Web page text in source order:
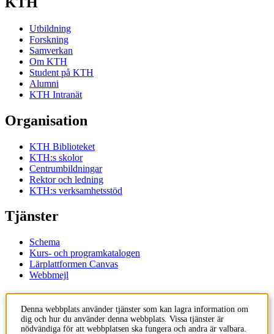
Utbildning
Forskning
Samverkan
Om KTH
Student på KTH
Alumni
KTH Intranät
Organisation
KTH Biblioteket
KTH:s skolor
Centrumbildningar
Rektor och ledning
KTH:s verksamhetsstöd
Tjänster
Schema
Kurs- och programkatalogen
Lärplattformen Canvas
Webbmejl
KTH
Denna webbplats använder tjänster som kan lagra information om
dig och hur du använder denna webbplats. Vissa tjänster är
nödvändiga för att webbplatsen ska fungera och andra är valbara.